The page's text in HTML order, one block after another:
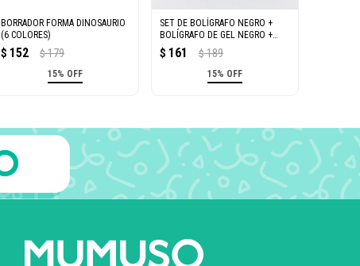
BORRADOR FORMA DINOSAURIO
(6 COLORES)
$ 152 $ 179
15% OFF
SET DE BOLÍGRAFO NEGRO +
BOLÍGRAFO DE GEL NEGRO +
RESALTADOR AMARILLO (6
PIEZAS)
$ 161 $ 189
15% OFF